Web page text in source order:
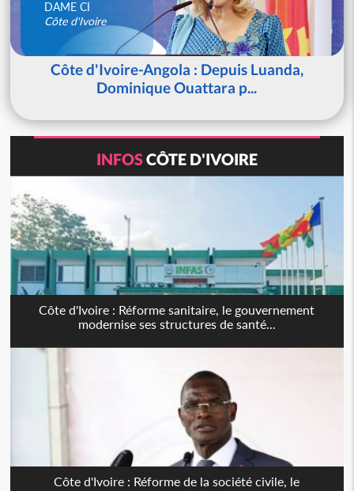
DAME CI
Côte d'Ivoire
Côte d'Ivoire-Angola : Depuis Luanda,
Dominique Ouattara p...
INFOSCÔTE D'IVOIRE
Côte d'Ivoire : Réforme sanitaire, le gouvernement
modernise ses structures de santé...
Côte d'Ivoire : Réforme de la société civile, le